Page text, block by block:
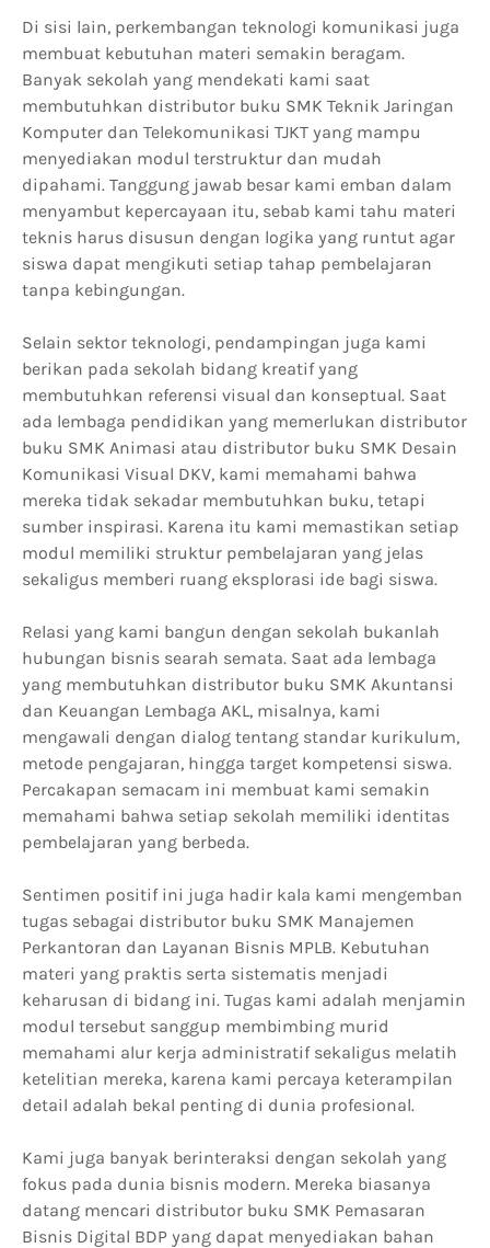
Di sisi lain, perkembangan teknologi komunikasi juga
membuat kebutuhan materi semakin beragam.
Banyak sekolah yang mendekati kami saat
membutuhkan distributor buku SMK Teknik Jaringan
Komputer dan Telekomunikasi TJKT yang mampu
menyediakan modul terstruktur dan mudah
dipahami. Tanggung jawab besar kami emban dalam
menyambut kepercayaan itu, sebab kami tahu materi
teknis harus disusun dengan logika yang runtut agar
siswa dapat mengikuti setiap tahap pembelajaran
tanpa kebingungan.
Selain sektor teknologi, pendampingan juga kami
berikan pada sekolah bidang kreatif yang
membutuhkan referensi visual dan konseptual. Saat
ada lembaga pendidikan yang memerlukan distributor
buku SMK Animasi atau distributor buku SMK Desain
Komunikasi Visual DKV, kami memahami bahwa
mereka tidak sekadar membutuhkan buku, tetapi
sumber inspirasi. Karena itu kami memastikan setiap
modul memiliki struktur pembelajaran yang jelas
sekaligus memberi ruang eksplorasi ide bagi siswa.
Relasi yang kami bangun dengan sekolah bukanlah
hubungan bisnis searah semata. Saat ada lembaga
yang membutuhkan distributor buku SMK Akuntansi
dan Keuangan Lembaga AKL, misalnya, kami
mengawali dengan dialog tentang standar kurikulum,
metode pengajaran, hingga target kompetensi siswa.
Percakapan semacam ini membuat kami semakin
memahami bahwa setiap sekolah memiliki identitas
pembelajaran yang berbeda.
Sentimen positif ini juga hadir kala kami mengemban
tugas sebagai distributor buku SMK Manajemen
Perkantoran dan Layanan Bisnis MPLB. Kebutuhan
materi yang praktis serta sistematis menjadi
keharusan di bidang ini. Tugas kami adalah menjamin
modul tersebut sanggup membimbing murid
memahami alur kerja administratif sekaligus melatih
ketelitian mereka, karena kami percaya keterampilan
detail adalah bekal penting di dunia profesional.
Kami juga banyak berinteraksi dengan sekolah yang
fokus pada dunia bisnis modern. Mereka biasanya
datang mencari distributor buku SMK Pemasaran
Bisnis Digital BDP yang dapat menyediakan bahan